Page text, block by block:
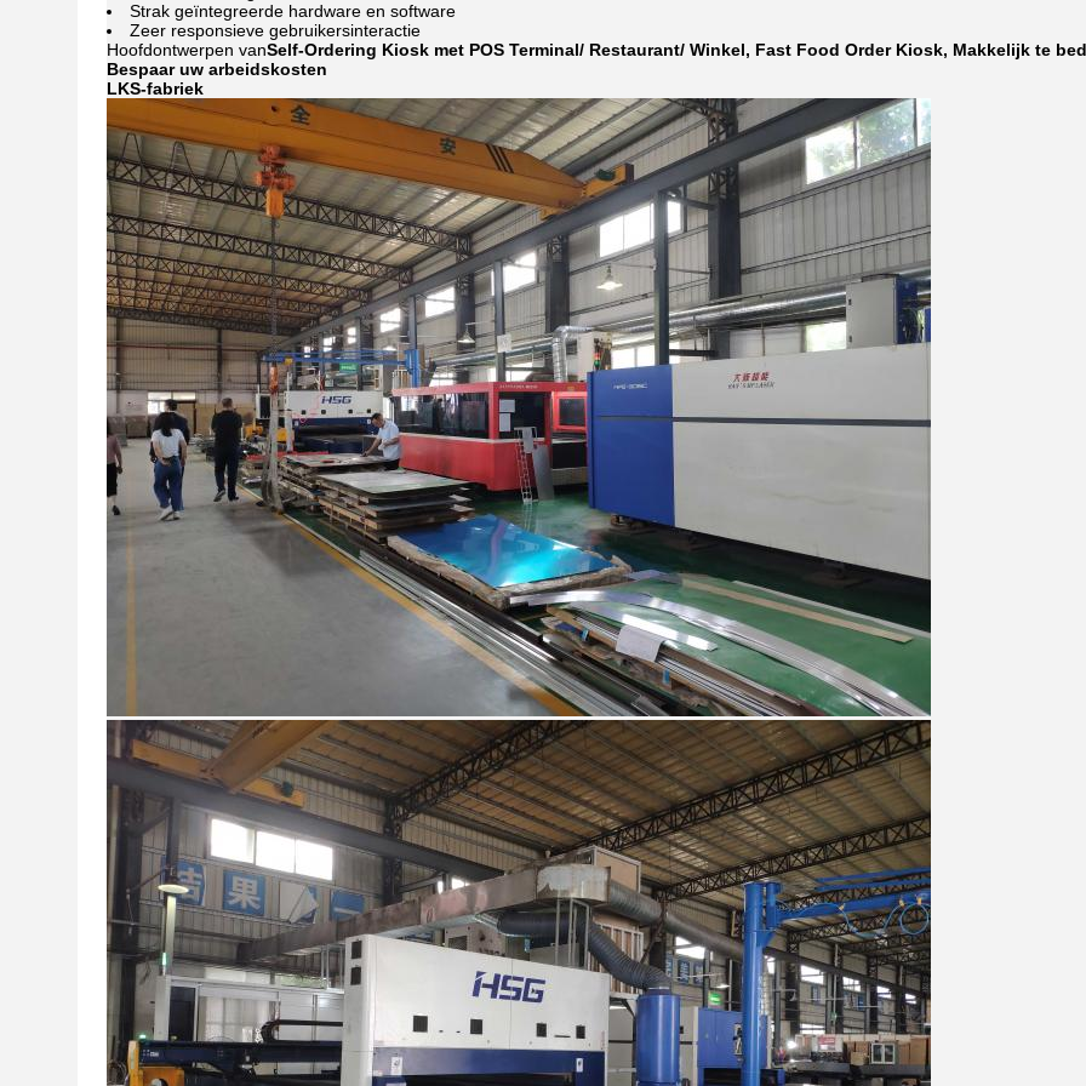
Strak geïntegreerde hardware en software
Zeer responsieve gebruikersinteractie
Hoofdontwerpen vanSelf-Ordering Kiosk met POS Terminal/ Restaurant/ Winkel, Fast Food Order Kiosk, Makkelijk te
Bespaar uw arbeidskosten
LKS-fabriek